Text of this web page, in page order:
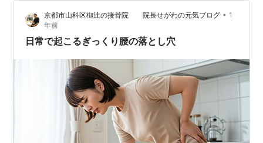
寝る前に腰周りを温め、寝起きに腰を捻る体操を習慣に
すると予防になります。 違和感が長引く場合は早めにお
電話もしくは公式LINEでご相談くださいね。 ※痛み、し
びれでお困りの方はお電話…
京都市山科区椥辻の接骨院 院長せがわの元気ブログ • 1
年前
日常で起こるぎっくり腰の落とし穴